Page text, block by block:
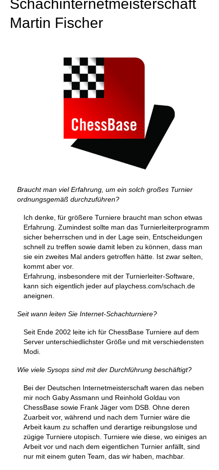
Schachinternetmeisterschaft
Martin Fischer
Braucht man viel Erfahrung, um ein solch großes Turnier
ordnungsgemäß durchzuführen?
Ich denke, für größere Turniere braucht man schon etwas
Erfahrung. Zumindest sollte man das Turnierleiterprogramm
sicher beherrschen und in der Lage sein, Entscheidungen
schnell zu treffen sowie damit leben zu können, dass man
sie ein zweites Mal anders getroffen hätte. Ist zwar selten,
kommt aber vor.
Erfahrung, insbesondere mit der Turnierleiter-Software,
kann sich eigentlich jeder auf playchess.com/schach.de
aneignen.
Seit wann leiten Sie Internet-Schachturniere?
Seit Ende 2002 leite ich für ChessBase Turniere auf dem
Server unterschiedlichster Größe und mit verschiedensten
Modi.
Wie viele Sysops sind mit der Durchführung beschäftigt?
Bei der Deutschen Internetmeisterschaft waren das neben
mir noch Gaby Assmann und Reinhold Goldau von
ChessBase sowie Frank Jäger vom DSB. Ohne deren
Zuarbeit vor, während und nach dem Turnier wäre die
Arbeit kaum zu schaffen und derartige reibungslose und
zügige Turniere utopisch. Turniere wie diese, wo einiges an
Arbeit vor und nach dem eigentlichen Turnier anfällt, sind
nur mit einem guten Team, das wir haben, machbar.